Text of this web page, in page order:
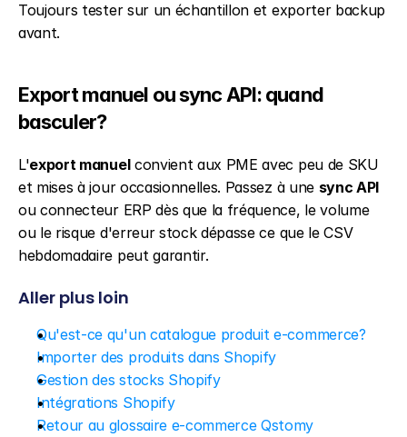
Toujours tester sur un échantillon et exporter backup
avant.
Export manuel ou sync API: quand
basculer?
L'export manuel convient aux PME avec peu de SKU
et mises à jour occasionnelles. Passez à une sync API
ou connecteur ERP dès que la fréquence, le volume
ou le risque d'erreur stock dépasse ce que le CSV
hebdomadaire peut garantir.
Aller plus loin
Qu'est-ce qu'un catalogue produit e-commerce?
Importer des produits dans Shopify
Gestion des stocks Shopify
Intégrations Shopify
Retour au glossaire e-commerce Qstomy